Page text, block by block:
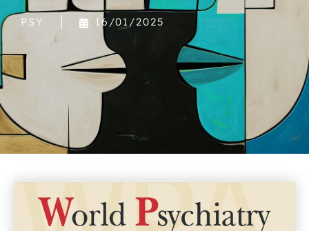
PSY 16/01/2025